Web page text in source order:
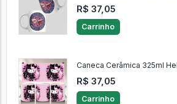
R$ 37,05
Carrinho
Caneca Cerâmica 325ml
R$ 37,05
Carrinho